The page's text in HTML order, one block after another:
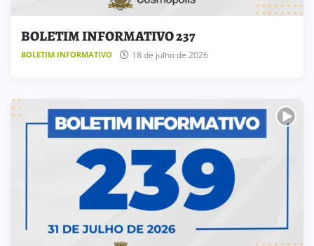
BOLETIM INFORMATIVO 237
BOLETIM INFORMATIVO 18 de julho de 2026